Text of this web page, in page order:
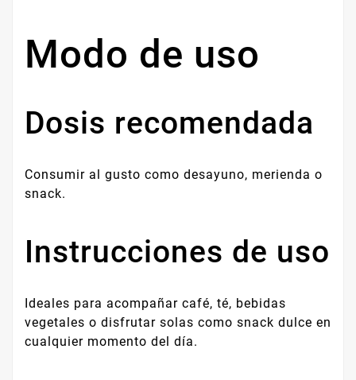
Modo de uso
Dosis recomendada
Consumir al gusto como desayuno, merienda o
snack.
Instrucciones de uso
Ideales para acompañar café, té, bebidas
vegetales o disfrutar solas como snack dulce en
cualquier momento del día.